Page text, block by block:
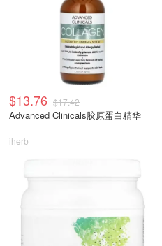
$13.76 $17.42
Advanced Clinicals胶原蛋白精华
iherb